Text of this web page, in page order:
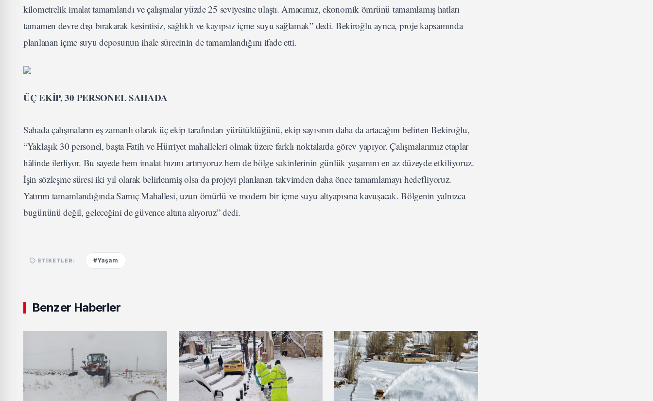
kilometrelik imalat tamamlandı ve çalışmalar yüzde 25 seviyesine ulaştı. Amacımız, ekonomik ömrünü tamamlamış hatları
tamamen devre dışı bırakarak kesintisiz, sağlıklı ve kayıpsız içme suyu sağlamak” dedi. Bekiroğlu ayrıca, proje kapsamında
planlanan içme suyu deposunun ihale sürecinin de tamamlandığını ifade etti.
ÜÇ EKİP, 30 PERSONEL SAHADA
Sahada çalışmaların eş zamanlı olarak üç ekip tarafından yürütüldüğünü, ekip sayısının daha da artacağını belirten Bekiroğlu,
“Yaklaşık 30 personel, başta Fatih ve Hürriyet mahalleleri olmak üzere farklı noktalarda görev yapıyor. Çalışmalarımız etaplar
hâlinde ilerliyor. Bu sayede hem imalat hızını artırıyoruz hem de bölge sakinlerinin günlük yaşamını en az düzeyde etkiliyoruz.
İşin sözleşme süresi iki yıl olarak belirlenmiş olsa da projeyi planlanan takvimden daha önce tamamlamayı hedefliyoruz.
Yatırım tamamlandığında Sarnıç Mahallesi, uzun ömürlü ve modern bir içme suyu altyapısına kavuşacak. Bölgenin yalnızca
bugününü değil, geleceğini de güvence altına alıyoruz” dedi.
ETIKETLER: #Yaşam
Benzer Haberler